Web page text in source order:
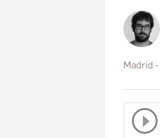
Madrid